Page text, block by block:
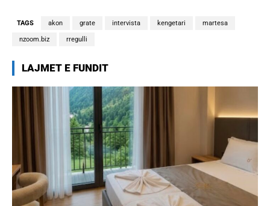
TAGS akon grate intervista kengetari martesa
nzoom.biz rregulli
LAJMET E FUNDIT